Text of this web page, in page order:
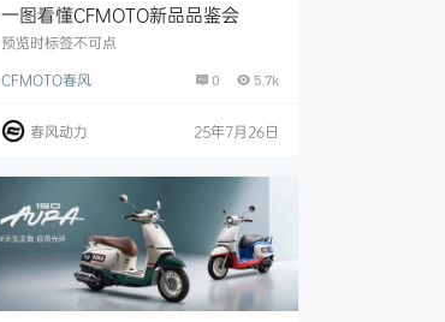
一图看懂CFMOTO新品品鉴会
预览时标签不可点
CFMOTO春风
0 5.7k
春风动力 25年7月26日